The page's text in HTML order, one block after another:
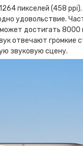
пикселей (458
удовольствие.
достигать 8000
отвечают громкие
звуковую сцену.